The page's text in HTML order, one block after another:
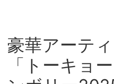
豪華アーテ
「トーキョ